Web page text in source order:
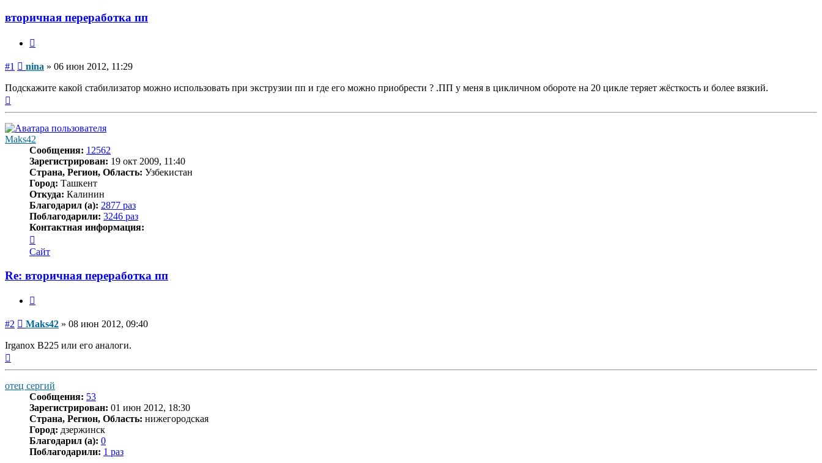
вторичная переработка пп
#1 Сообщение
nina » 06 июн 2012, 11:29
Подскажите какой стабилизатор можно использовать при экструзии пп и где его можно приобрести ? .ПП у меня в цикличном обороте на 20 цикле теряет жёсткость и более вязкий.
Maks42
Сообщения: 12562
Зарегистрирован: 19 окт 2009, 11:40
Страна, Регион, Область: Узбекистан
Город: Ташкент
Откуда: Калинин
Благодарил (а): 2877 раз
Поблагодарили: 3246 раз
Контактная информация:
информация
пользователя
Сайт
Re: вторичная переработка пп
#2 Сообщение
Maks42 » 08 июн 2012, 09:40
Irganox B225 или его аналоги.
отец сергий
Сообщения: 53
Зарегистрирован: 01 июн 2012, 18:30
Страна, Регион, Область: нижегородская
Город: дзержинск
Благодарил (а): 0
Поблагодарили: 1 раз